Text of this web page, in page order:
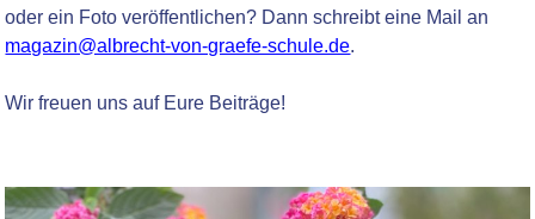
oder ein Foto veröffentlichen? Dann schreibt eine Mail an
magazin@albrecht-von-graefe-schule.de.
Wir freuen uns auf Eure Beiträge!